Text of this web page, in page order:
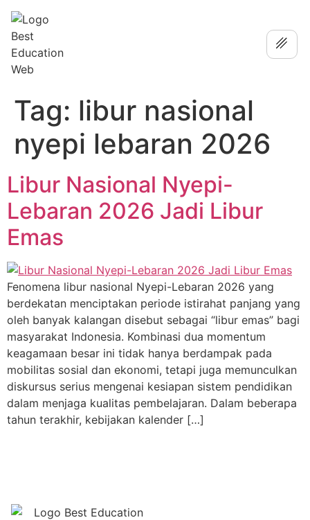
Tag: libur nasional
nyepi lebaran 2026
Libur Nasional Nyepi-
Lebaran 2026 Jadi Libur
Emas
Fenomena libur nasional Nyepi-Lebaran 2026 yang
berdekatan menciptakan periode istirahat panjang yang
oleh banyak kalangan disebut sebagai “libur emas” bagi
masyarakat Indonesia. Kombinasi dua momentum
keagamaan besar ini tidak hanya berdampak pada
mobilitas sosial dan ekonomi, tetapi juga memunculkan
diskursus serius mengenai kesiapan sistem pendidikan
dalam menjaga kualitas pembelajaran. Dalam beberapa
tahun terakhir, kebijakan kalender […]